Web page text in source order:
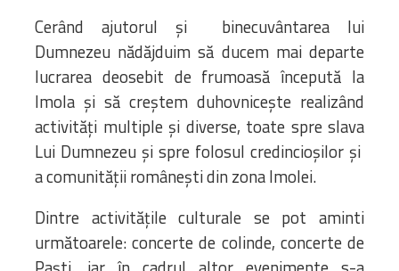
Cerând ajutorul și binecuvântarea lui
Dumnezeu nădăjduim să ducem mai departe
lucrarea deosebit de frumoasă începută la
Imola și să creștem duhovnicește realizând
activități multiple și diverse, toate spre slava
Lui Dumnezeu și spre folosul credincioșilor și
a comunității românești din zona Imolei.
Dintre activitățile culturale se pot aminti
următoarele: concerte de colinde, concerte de